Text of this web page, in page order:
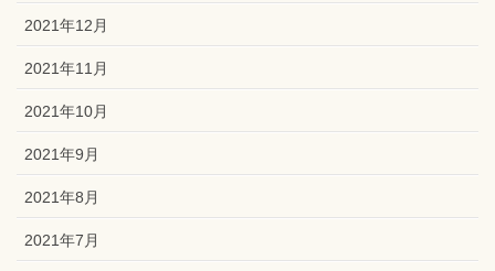
2021年12月
2021年11月
2021年10月
2021年9月
2021年8月
2021年7月